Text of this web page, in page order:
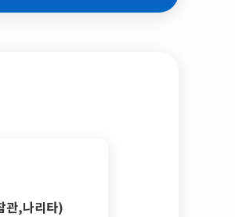
관,나리타)